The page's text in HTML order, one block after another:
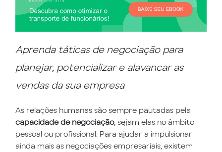
Aprenda táticas de negociação para
planejar, potencializar e alavancar as
vendas da sua empresa
As relações humanas são sempre pautadas pela
capacidade de negociação, sejam elas no âmbito
pessoal ou profissional. Para ajudar a impulsionar
ainda mais as negociações empresariais, existem